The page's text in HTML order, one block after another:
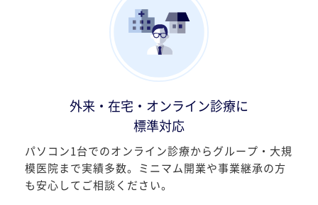
外来・在宅・オンライン診療に
標準対応
パソコン1台でのオンライン診療からグループ・大規
模医院まで実績多数。ミニマム開業や事業継承の方
も安心してご相談ください。